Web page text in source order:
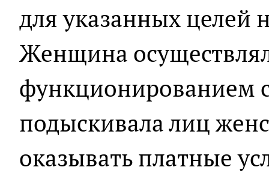
для указанных целей
Женщина
функционированием
подыскивала лиц
оказывать платные